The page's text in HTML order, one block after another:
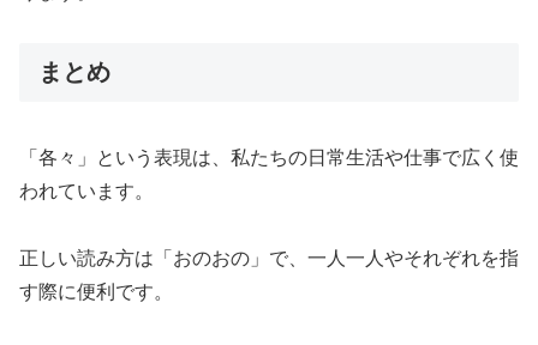
まとめ
「各々」という表現は、私たちの日常生活や仕事で広く使
われています。
正しい読み方は「おのおの」で、一人一人やそれぞれを指
す際に便利です。